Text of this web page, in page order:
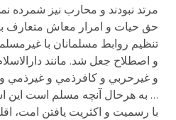
مرتد نبودند و محارب نيز شمرده
حق حيات و امرار معاش متعارف
تنظيم روابط مسلمانان با
و اصطلاح جعل شد. مانند
و غيرحربي و كافرذمي و غيرذمي
… به هرحال آنچه مسلم است اين
با رسميت و اكثريت يافتن امت،